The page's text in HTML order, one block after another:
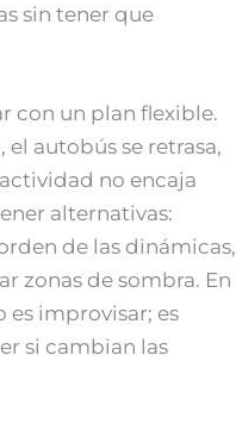
sin tener que
con un plan flexible.
el autobús se retrasa,
no encaja
alternativas:
de las dinámicas,
zonas de sombra. En
es improvisar; es
si cambian las